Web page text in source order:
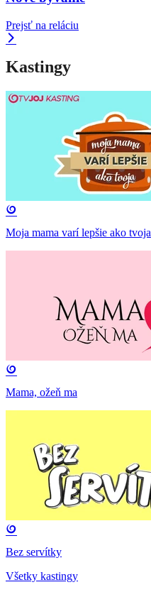
Prejsť na reláciu
Kastingy
Moja mama varí lepšie ako tvoja
Mama, ožeň ma
Bez servítky
Všetky kastingy